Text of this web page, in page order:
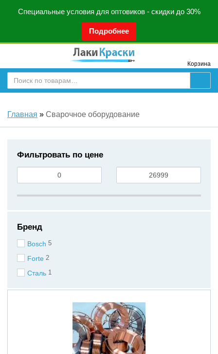
Специальные условия для оптовиков - скидки до 30%
Подробнее
Корзина
Главная » Сварочное оборудование
Фильтровать по цене
Бренд
Bosch 5
Forte 2
Сталь 1